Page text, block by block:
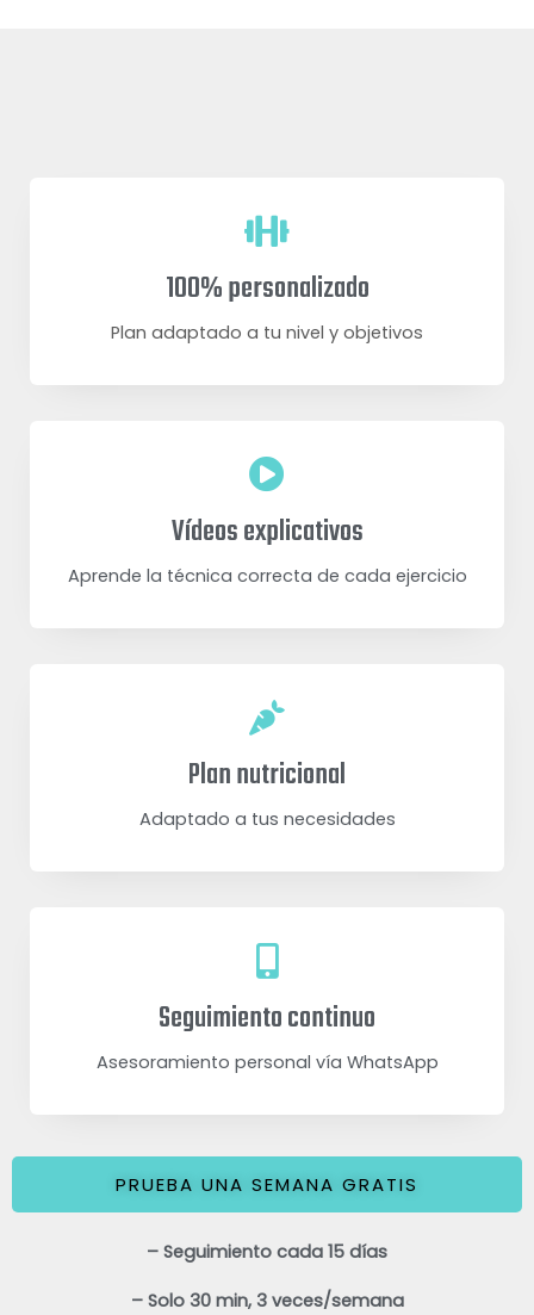
100% personalizado
Plan adaptado a tu nivel y objetivos
Vídeos explicativos
Aprende la técnica correcta de cada ejercicio
Plan nutricional
Adaptado a tus necesidades
Seguimiento continuo
Asesoramiento personal vía WhatsApp
PRUEBA UNA SEMANA GRATIS
– Seguimiento cada 15 días
– Solo 30 min, 3 veces/semana